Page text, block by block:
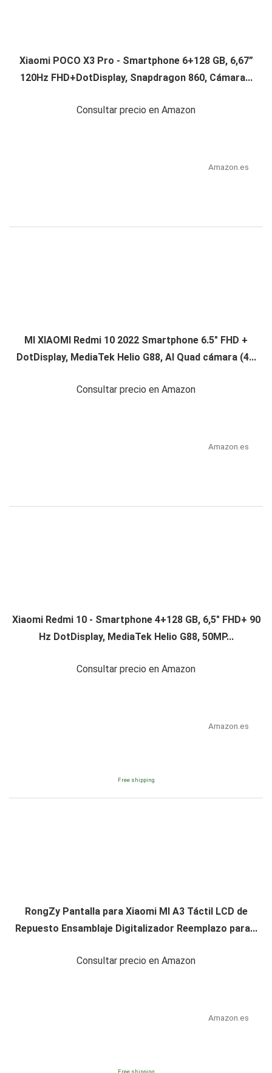
Xiaomi POCO X3 Pro - Smartphone 6+128 GB, 6,67”
120Hz FHD+DotDisplay, Snapdragon 860, Cámara...
Consultar precio en Amazon
Amazon.es
MI XIAOMI Redmi 10 2022 Smartphone 6.5" FHD +
DotDisplay, MediaTek Helio G88, AI Quad cámara (4...
Consultar precio en Amazon
Amazon.es
Xiaomi Redmi 10 - Smartphone 4+128 GB, 6,5" FHD+ 90
Hz DotDisplay, MediaTek Helio G88, 50MP...
Consultar precio en Amazon
Amazon.es
Free shipping
RongZy Pantalla para Xiaomi MI A3 Táctil LCD de
Repuesto Ensamblaje Digitalizador Reemplazo para...
Consultar precio en Amazon
Amazon.es
Free shipping